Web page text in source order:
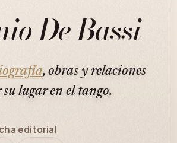
De Bassi
, obras y relaciones
lugar en el tango.
editorial